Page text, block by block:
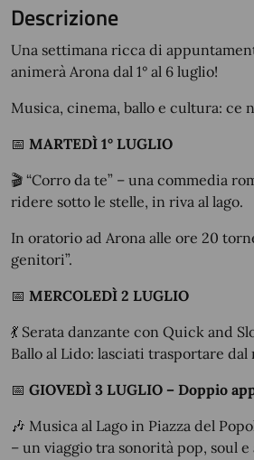
Descrizione
Una settimana ricca di
animerà Arona dal 1° al 6 luglio!
Musica, cinema, ballo e cultura: ce
📅 MARTEDÌ 1° LUGLIO
🎬 “Corro da te” – una commedia
ridere sotto le stelle, in riva al lago.
In oratorio ad Arona alle ore 20
genitori”.
📅 MERCOLEDÌ 2 LUGLIO
💃 Serata danzante con Quick and
Ballo al Lido: lasciati trasportare dal
📅 GIOVEDÌ 3 LUGLIO – Doppio
🎶 Musica al Lago in Piazza del
– un viaggio tra sonorità pop, soul